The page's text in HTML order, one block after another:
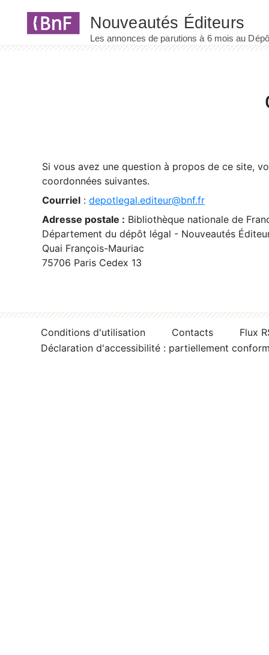
Si vous avez une question à propos de ce site,
coordonnées suivantes.
Courriel : depotlegal.editeur@bnf.fr
Adresse postale : Bibliothèque nationale de
Département du dépôt légal - Nouveautés
Quai François-Mauriac
75706 Paris Cedex 13
Conditions d'utilisation Contacts
Flux
Déclaration d'accessibilité : partiellement